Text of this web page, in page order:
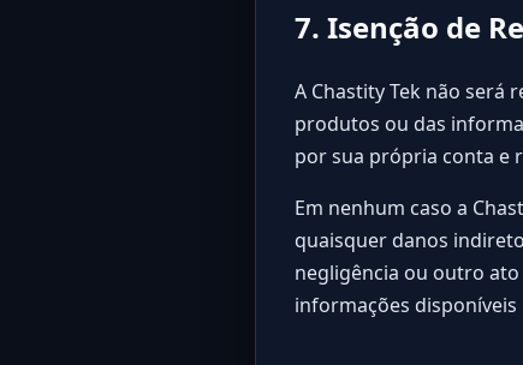
7. Isenção de
A Chastity Tek não será
produtos ou das
por sua própria conta e
Em nenhum caso a
quaisquer danos
negligência ou outro
informações disponíveis